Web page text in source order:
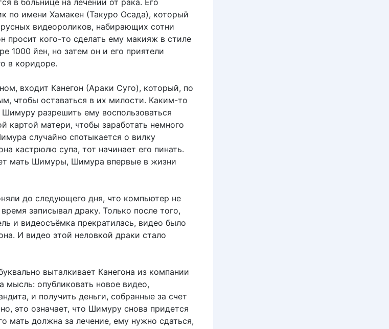
в больнице на лечении от рака. Его
по имени Хамакен (Такуро Осада), который
видеороликов, набирающих сотни
просит кого-то сделать ему макияж в стиле
1000 йен, но затем он и его приятели
в коридоре.
входит Канегон (Араки Суго), который, по
чтобы оставаться в их милости. Каким-то
разрешить ему воспользоваться
картой матери, чтобы заработать немного
случайно спотыкается о вилку
кастрюлю супа, тот начинает его пинать.
мать Шимуры, Шимура впервые в жизни
до следующего дня, что компьютер не
записывал драку. Только после того,
и видеосъёмка прекратилась, видео было
И видео этой неловкой драки стало
выталкивает Канегона из компании
мысль: опубликовать новое видео,
и получить деньги, собранные за счет
это означает, что Шимуру снова придется
мать должна за лечение, ему нужно сдаться,